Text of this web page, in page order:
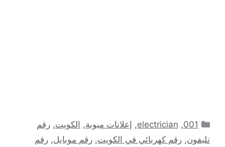
التصنيفات
001
,
electrician
, إعلانات مبوبة, الكويت,رقم
تليفون, رقم كهربائي في الكويت, رقم موبايل, رقم